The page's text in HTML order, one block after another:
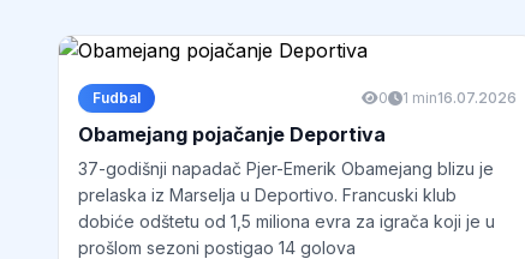
Fudbal 0 1 min16.07.2026
Obamejang pojačanje Deportiva
37-godišnji napadač Pjer-Emerik Obamejang blizu je
prelaska iz Marselja u Deportivo. Francuski klub
dobiće odštetu od 1,5 miliona evra za igrača koji je u
prošlom sezoni postigao 14 golova